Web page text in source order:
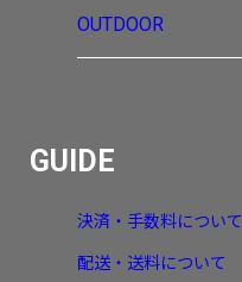
OUTDOOR
GUIDE
決済・手数料について
配送・送料について